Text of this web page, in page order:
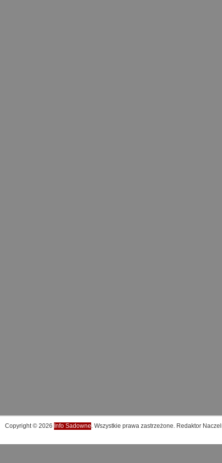
Copyright © 2026 Info Sadowne. Wszystkie prawa zastrzeżone. Redaktor